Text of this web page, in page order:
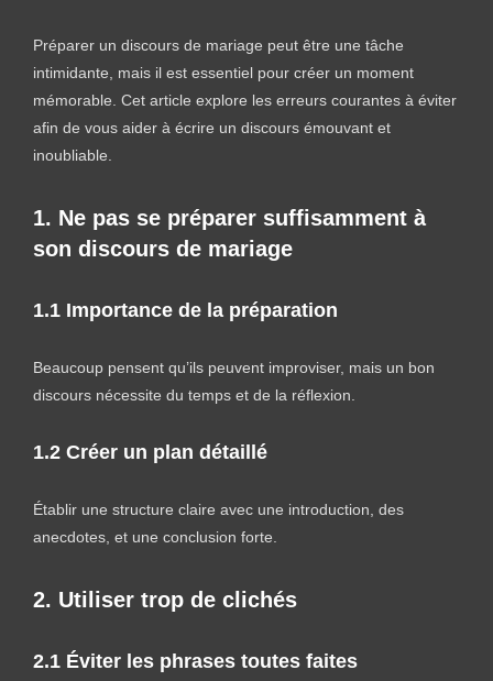
Préparer un discours de mariage peut être une tâche
intimidante, mais il est essentiel pour créer un moment
mémorable. Cet article explore les erreurs courantes à éviter
afin de vous aider à écrire un discours émouvant et
inoubliable.
1. Ne pas se préparer suffisamment à
son discours de mariage
1.1 Importance de la préparation
Beaucoup pensent qu’ils peuvent improviser, mais un bon
discours nécessite du temps et de la réflexion.
1.2 Créer un plan détaillé
Établir une structure claire avec une introduction, des
anecdotes, et une conclusion forte.
2. Utiliser trop de clichés
2.1 Éviter les phrases toutes faites